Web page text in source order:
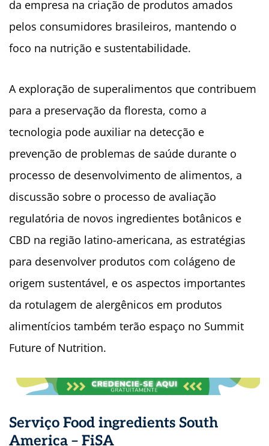
da empresa na criação de produtos amados
pelos consumidores brasileiros, mantendo o
foco na nutrição e sustentabilidade.
A exploração de superalimentos que contribuem
para a preservação da floresta, como a
tecnologia pode auxiliar na detecção e
prevenção de problemas de saúde durante o
processo de desenvolvimento de alimentos, a
discussão sobre o processo de avaliação
regulatória de novos ingredientes botânicos e
CBD na região latino-americana, as estratégias
para desenvolver produtos com colágeno de
origem sustentável, e os aspectos importantes
da rotulagem de alergênicos em produtos
alimentícios também terão espaço no Summit
Future of Nutrition.
Serviço Food ingredients South
America – FiSA